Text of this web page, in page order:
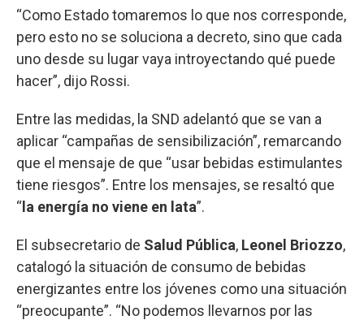
“Como Estado tomaremos lo que nos corresponde,
pero esto no se soluciona a decreto, sino que cada
uno desde su lugar vaya introyectando qué puede
hacer”, dijo Rossi.
Entre las medidas, la SND adelantó que se van a
aplicar “campañas de sensibilización”, remarcando
que el mensaje de que “usar bebidas estimulantes
tiene riesgos”. Entre los mensajes, se resaltó que
“ la energía no viene en lata”.
El subsecretario de Salud Pública, Leonel Briozzo,
catalogó la situación de consumo de bebidas
energizantes entre los jóvenes como una situación
“preocupante”. “No podemos llevarnos por las